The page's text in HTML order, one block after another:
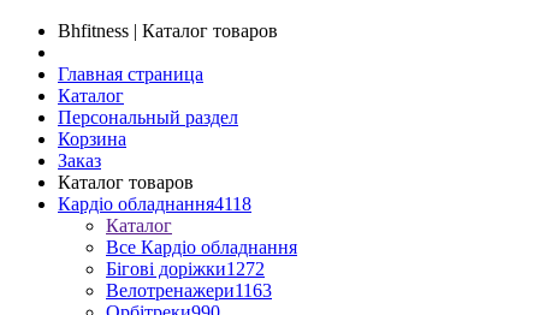
Bhfitness | Каталог товаров
Главная страница
Каталог
Персональный раздел
Корзина
Заказ
Каталог товаров
Кардіо обладнання4118
Каталог
Все Кардіо обладнання
Бігові доріжки1272
Велотренажери1163